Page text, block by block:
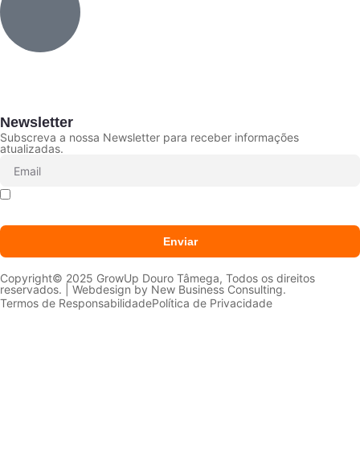
Newsletter
Subscreva a nossa Newsletter para receber informações
atualizadas.
Enviar
Copyright© 2025 GrowUp Douro Tâmega, Todos os direitos
reservados. | Webdesign by New Business Consulting.
Termos de ResponsabilidadePolítica de Privacidade